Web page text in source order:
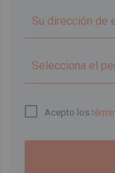
Acepto los